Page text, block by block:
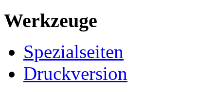
Werkzeuge
Spezialseiten
Druckversion